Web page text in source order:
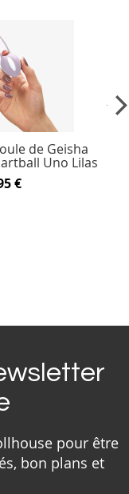
de Geisha
Uno Lilas
€
pour être
bon plans et